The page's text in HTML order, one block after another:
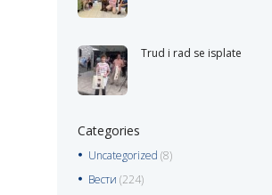
Trud i rad se isplate
Categories
Uncategorized (8)
Вести (224)